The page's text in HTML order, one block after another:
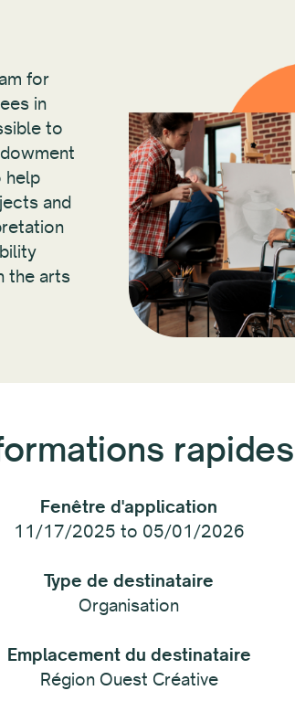
for
in
to
help
and
the arts
rapides
Fenêtre d'application
11/17/2025 to 05/01/2026
Type de destinataire
Organisation
Emplacement du destinataire
Région Ouest Créative